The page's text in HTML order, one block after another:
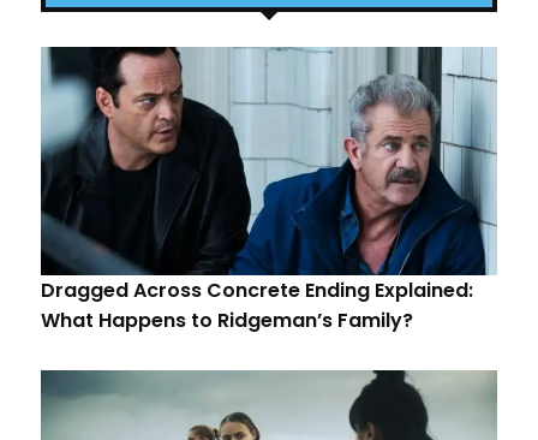
Dragged Across Concrete Ending Explained:
What Happens to Ridgeman’s Family?